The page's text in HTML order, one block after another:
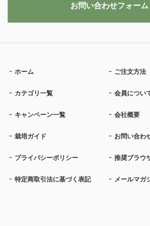
ホーム ご注文方法
カテゴリ一覧 会員につい
キャンペーン一覧 会社概要
栽培ガイド お問い合わ
プライバシーポリシー 推奨ブラウ
特定商取引法に基づく表記 メールマガ
お問い合わせフォーム